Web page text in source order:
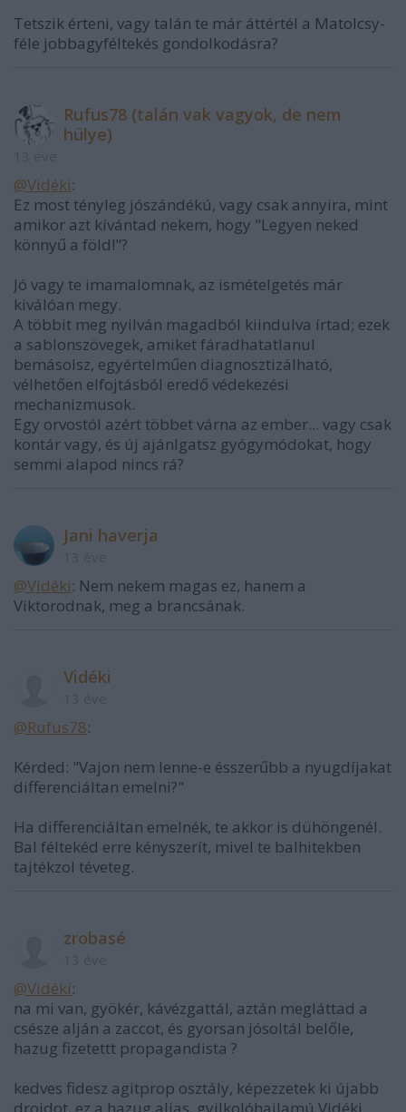
Tetszik érteni, vagy talán te már áttértél a Matolcsy-
féle jobbagyféltekés gondolkodásra?
Rufus78 (talán vak vagyok, de nem
hülye)
@Vidéki:
Ez most tényleg jószándékú, vagy csak annyira, mint
amikor azt kívántad nekem, hogy "Legyen neked
könnyű a föld!"?
Jó vagy te imamalomnak, az ismételgetés már
kiválóan megy.
A többit meg nyilván magadból kiindulva írtad; ezek
a sablonszövegek, amiket fáradhatatlanul
bemásolsz, egyértelműen diagnosztizálható,
vélhetően elfojtásból eredő védekezési
mechanizmusok.
Egy orvostól azért többet várna az ember... vagy csak
kontár vagy, és új ajánlgatsz gyógymódokat, hogy
semmi alapod nincs rá?
Jani haverja
@Vidéki: Nem nekem magas ez, hanem a
Viktorodnak, meg a brancsának.
Vidéki
@Rufus78:
Kérded: "Vajon nem lenne-e ésszerűbb a nyugdíjakat
differenciáltan emelni?"
Ha differenciáltan emelnék, te akkor is dühöngenél.
Bal féltekéd erre kényszerít, mivel te balhitekben
tajtékzol téveteg.
zrobasé
@Vidéki:
na mi van, gyökér, kávézgattál, aztán megláttad a
csésze alján a zaccot, és gyorsan jósoltál belőle,
hazug fizetettt propagandista ?
kedves fidesz agitprop osztály, képezzetek ki újabb